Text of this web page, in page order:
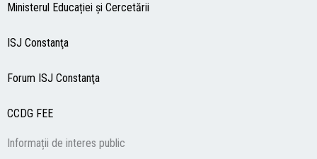
Ministerul Educației și Cercetării
ISJ Constanţa
Forum ISJ Constanţa
CCDG FEE
Informații de interes public